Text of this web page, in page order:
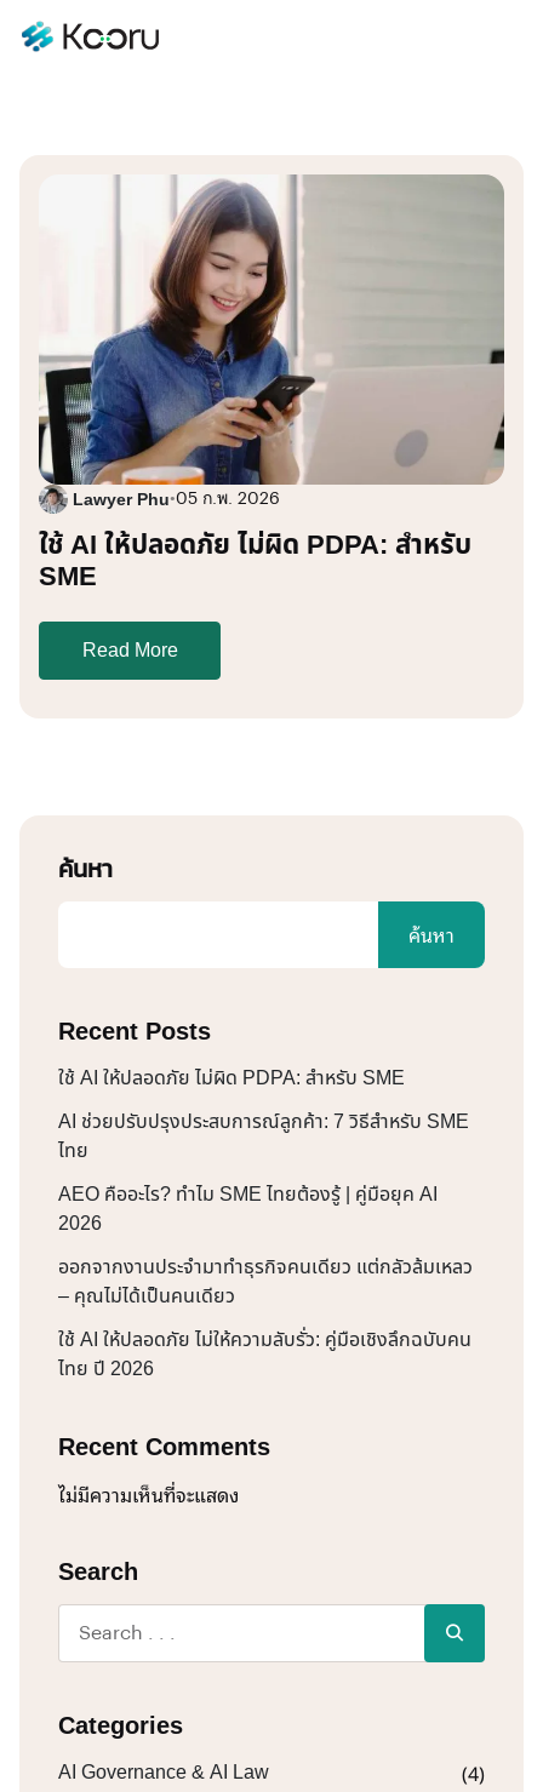
Lawyer Phu•05 ก.พ. 2026
ใช้ AI ให้ปลอดภัย ไม่ผิด PDPA: สำหรับ
SME
Read More
ค้นหา
ค้นหา
Recent Posts
ใช้ AI ให้ปลอดภัย ไม่ผิด PDPA: สำหรับ SME
AI ช่วยปรับปรุงประสบการณ์ลูกค้า: 7 วิธีสำหรับ SME
ไทย
AEO คืออะไร? ทำไม SME ไทยต้องรู้ | คู่มือยุค AI
2026
ออกจากงานประจำมาทำธุรกิจคนเดียว แต่กลัวล้มเหลว
– คุณไม่ได้เป็นคนเดียว
ใช้ AI ให้ปลอดภัย ไม่ให้ความลับรั่ว: คู่มือเชิงลึกฉบับคน
ไทย ปี 2026
Recent Comments
ไม่มีความเห็นที่จะแสดง
Search
Categories
AI Governance & AI Law (4)